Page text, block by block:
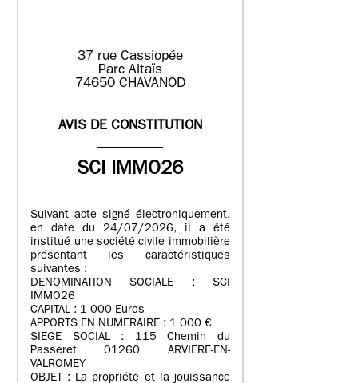
37 rue Cassiopée
Parc Altaïs
74650 CHAVANOD
AVIS DE CONSTITUTION
SCI IMMO26
Suivant acte signé électroniquement,
en date du 24/07/2026, il a été
institué une société civile immobilière
présentant les caractéristiques
suivantes :
DENOMINATION SOCIALE : SCI
IMMO26
CAPITAL : 1 000 Euros
APPORTS EN NUMERAIRE : 1 000 €
SIEGE SOCIAL : 115 Chemin du
Passeret 01260 ARVIERE-EN-
VALROMEY
OBJET : La propriété et la jouissance